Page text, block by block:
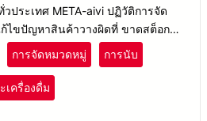
ประเทศ META-aivi ปฏิวัติการจัด
ไขปัญหาสินค้าวางผิดที่ ขาดสต็อก
การจัดหมวดหมู่ การนับ
เครื่องดื่ม